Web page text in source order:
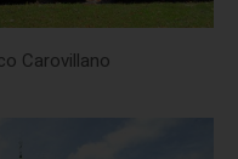
Carovillano